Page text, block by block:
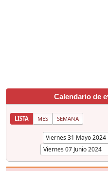
Calendario de
LISTA MES SEMANA